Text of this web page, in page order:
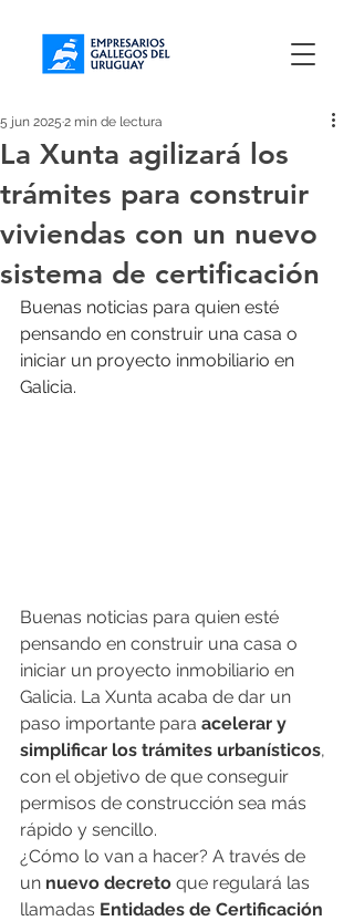
La Xunta agilizará los
trámites para construir
viviendas con un nuevo
sistema de certificación
5 jun 2025 2 min de lectura
Buenas noticias para quien esté
pensando en construir una casa o
iniciar un proyecto inmobiliario en
Galicia.
Buenas noticias para quien esté
pensando en construir una casa o
iniciar un proyecto inmobiliario en
Galicia. La Xunta acaba de dar un
paso importante para acelerar y
simplificar los trámites urbanísticos,
con el objetivo de que conseguir
permisos de construcción sea más
rápido y sencillo.
¿Cómo lo van a hacer? A través de
un nuevo decreto que regulará las
llamadas Entidades de Certificación